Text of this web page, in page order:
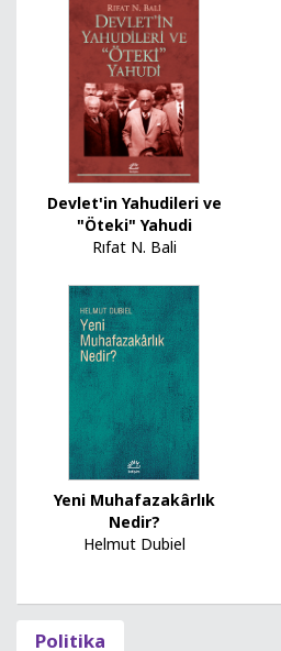
Devlet'in Yahudileri ve
"Öteki" Yahudi
Rıfat N. Bali
Yeni Muhafazakârlık
Nedir?
Helmut Dubiel
Politika